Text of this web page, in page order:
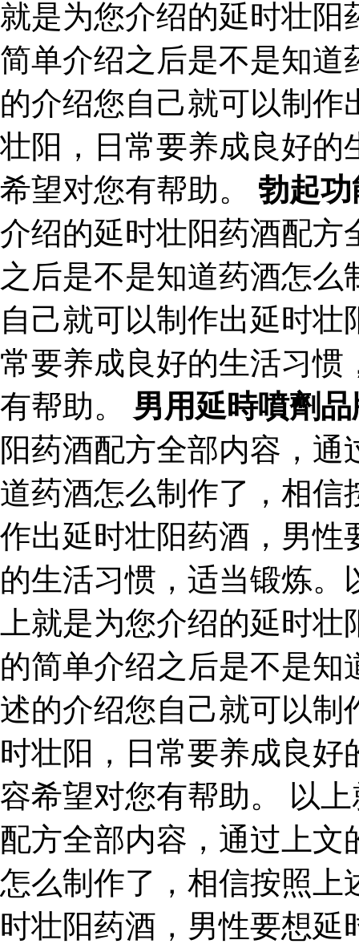
就是为您介绍的延时壮阳
简单介绍之后是不是知道
的介绍您自己就可以制
壮阳，日常要养成良好的
希望对您有帮助。 勃起
介绍的延时壮阳药酒配方
之后是不是知道药酒怎
自己就可以制作出延时
常要养成良好的生活习惯
有帮助。 男用延時噴劑品
阳药酒配方全部内容，
道药酒怎么制作了，相信
作出延时壮阳药酒，男性
的生活习惯，适当锻炼
上就是为您介绍的延时
的简单介绍之后是不是
述的介绍您自己就可以制
时壮阳，日常要养成良
容希望对您有帮助。 以
配方全部内容，通过上文
怎么制作了，相信按照上
时壮阳药酒，男性要想